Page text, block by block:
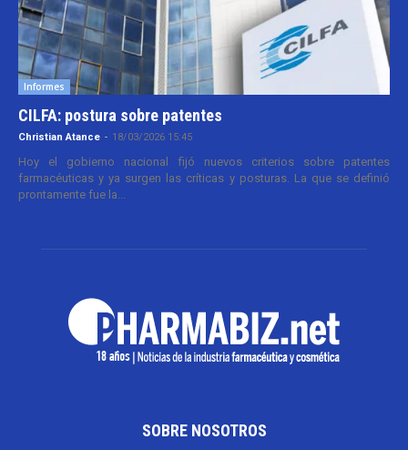
Informes
CILFA: postura sobre patentes
Christian Atance - 18/03/2026 15:45
Hoy el gobierno nacional fijó nuevos criterios sobre patentes
farmacéuticas y ya surgen las críticas y posturas. La que se definió
prontamente fue la...
SOBRE NOSOTROS